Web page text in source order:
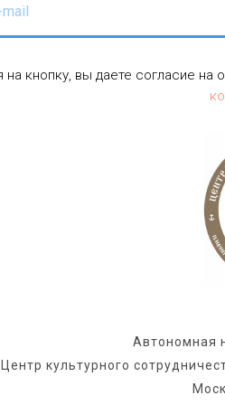
кнопку, вы даете согласие на
Автономная
культурного